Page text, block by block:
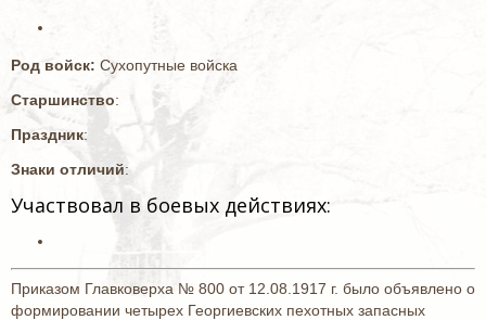
Род войск: Сухопутные войска
Старшинство:
Праздник:
Знаки отличий:
Участвовал в боевых действиях:
Приказом Главковерха № 800 от 12.08.1917 г. было объявлено о
формировании четырех Георгиевских пехотных запасных